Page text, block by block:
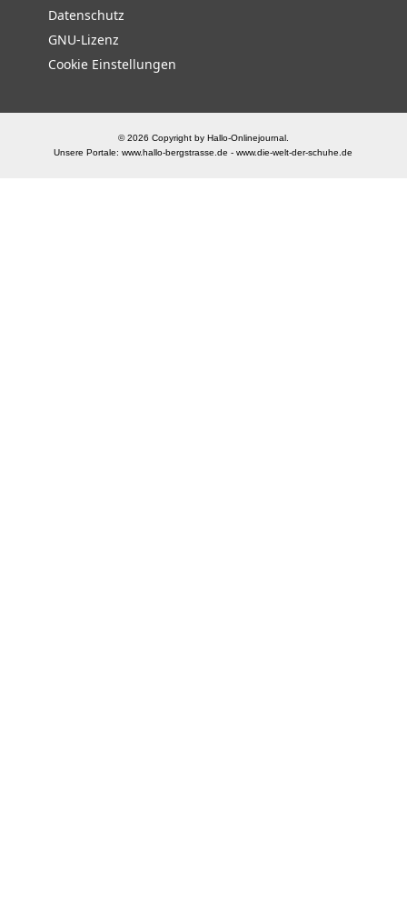
Datenschutz
GNU-Lizenz
Cookie Einstellungen
© 2026 Copyright by Hallo-Onlinejournal.
Unsere Portale:www.hallo-bergstrasse.de -www.die-welt-der-schuhe.de